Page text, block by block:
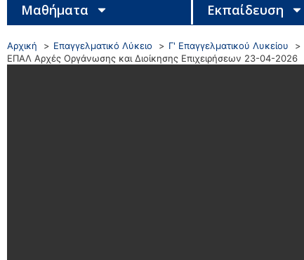
Μαθήματα Εκπαίδευση
Αρχική Επαγγελματικό Λύκειο Γ' Επαγγελματικού Λυκείου
ΕΠΑΛ Αρχές Οργάνωσης και Διοίκησης Επιχειρήσεων 23-04-2026